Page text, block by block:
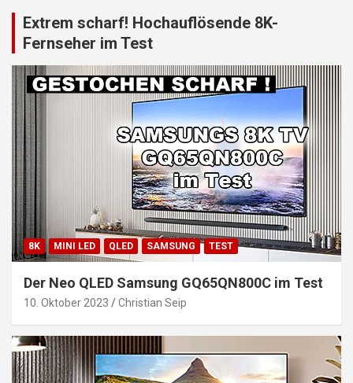
Extrem scharf! Hochauflösende 8K-
Fernseher im Test
8K MINI LED QLED SAMSUNG TEST
Der Neo QLED Samsung GQ65QN800C im Test
10. Oktober 2023 Christian Seip